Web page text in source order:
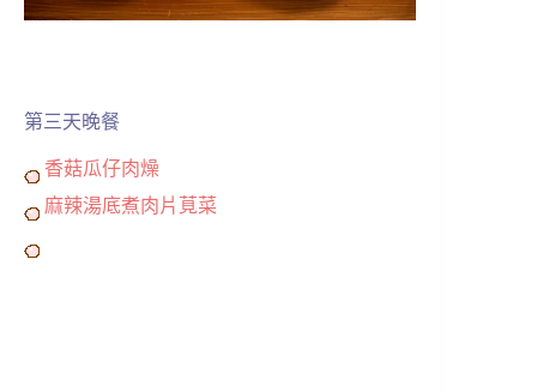
第三天晚餐
香菇瓜仔肉燥
麻辣湯底煮肉片莧菜